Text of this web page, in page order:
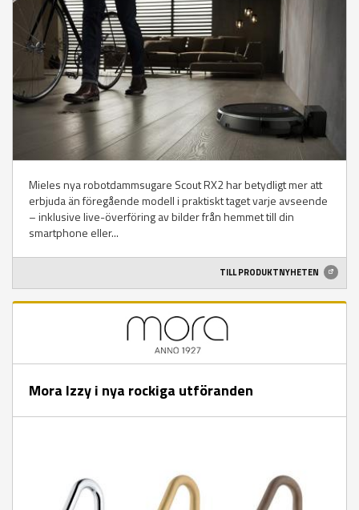
Mieles nya robotdammsugare Scout RX2 har betydligt mer att
erbjuda än föregående modell i praktiskt taget varje avseende
– inklusive live-överföring av bilder från hemmet till din
smartphone eller...
TILL PRODUKTNYHETEN
Mora Izzy i nya rockiga utföranden